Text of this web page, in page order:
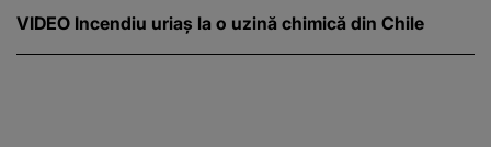
VIDEO Incendiu uriaș la o uzină chimică din Chile